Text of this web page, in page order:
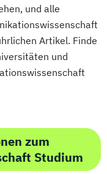
(IHK)
und alle
Artikel. Finde
und
zum
Studium